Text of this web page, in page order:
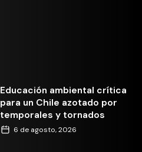
Educación ambiental crítica
para un Chile azotado por
temporales y tornados
6 de agosto, 2026